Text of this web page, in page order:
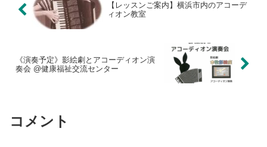
【レッスンご案内】横浜市内のアコーデ
ィオン教室
《演奏予定》影絵劇とアコーディオン演
奏会 @健康福祉交流センター
コメント